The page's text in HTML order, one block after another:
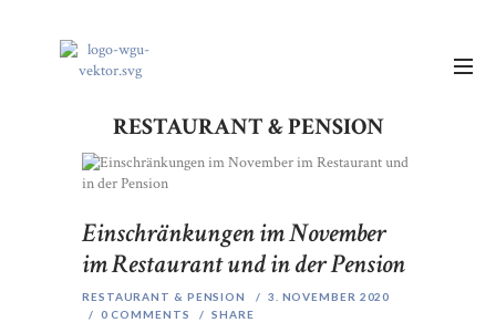
RESTAURANT & PENSION
Einschränkungen im November
im Restaurant und in der Pension
RESTAURANT & PENSION
3. NOVEMBER 2020
0 COMMENTS SHARE